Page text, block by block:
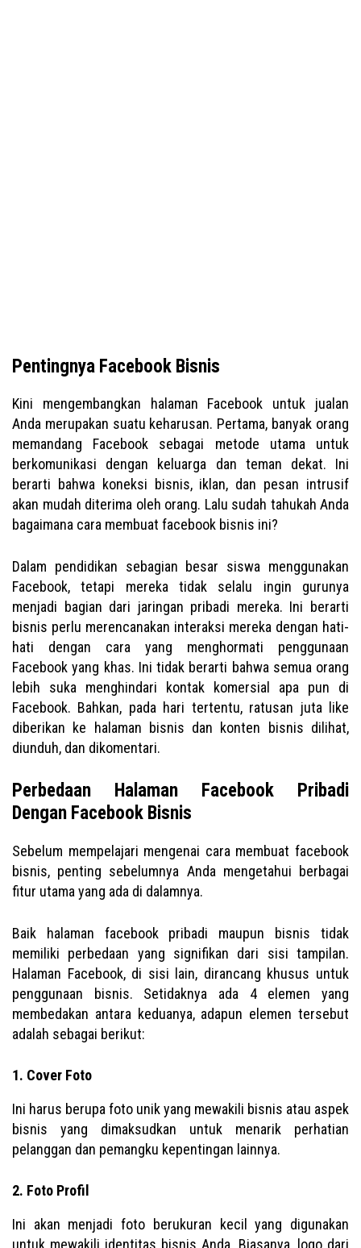
Pentingnya Facebook Bisnis
Kini mengembangkan halaman Facebook untuk jualan
Anda merupakan suatu keharusan. Pertama, banyak orang
memandang Facebook sebagai metode utama untuk
berkomunikasi dengan keluarga dan teman dekat. Ini
berarti bahwa koneksi bisnis, iklan, dan pesan intrusif
akan mudah diterima oleh orang. Lalu sudah tahukah Anda
bagaimana cara membuat facebook bisnis ini?
Dalam pendidikan sebagian besar siswa menggunakan
Facebook, tetapi mereka tidak selalu ingin gurunya
menjadi bagian dari jaringan pribadi mereka. Ini berarti
bisnis perlu merencanakan interaksi mereka dengan hati-
hati dengan cara yang menghormati penggunaan
Facebook yang khas. Ini tidak berarti bahwa semua orang
lebih suka menghindari kontak komersial apa pun di
Facebook. Bahkan, pada hari tertentu, ratusan juta like
diberikan ke halaman bisnis dan konten bisnis dilihat,
diunduh, dan dikomentari.
Perbedaan Halaman Facebook Pribadi
Dengan Facebook Bisnis
Sebelum mempelajari mengenai cara membuat facebook
bisnis, penting sebelumnya Anda mengetahui berbagai
fitur utama yang ada di dalamnya.
Baik halaman facebook pribadi maupun bisnis tidak
memiliki perbedaan yang signifikan dari sisi tampilan.
Halaman Facebook, di sisi lain, dirancang khusus untuk
penggunaan bisnis. Setidaknya ada 4 elemen yang
membedakan antara keduanya, adapun elemen tersebut
adalah sebagai berikut:
1. Cover Foto
Ini harus berupa foto unik yang mewakili bisnis atau aspek
bisnis yang dimaksudkan untuk menarik perhatian
pelanggan dan pemangku kepentingan lainnya.
2. Foto Profil
Ini akan menjadi foto berukuran kecil yang digunakan
untuk mewakili identitas bisnis Anda. Biasanya, logo dari